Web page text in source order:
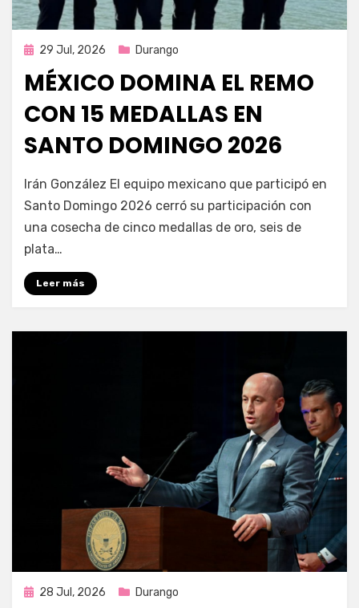
Publicada
29 Jul, 2026 Durango
MÉXICO DOMINA EL REMO
CON 15 MEDALLAS EN
SANTO DOMINGO 2026
por Fernando Miranda Servín
Irán González El equipo mexicano que participó en
Santo Domingo 2026 cerró su participación con
una cosecha de cinco medallas de oro, seis de
plata…
Leer más
Publicada
28 Jul, 2026 Durango